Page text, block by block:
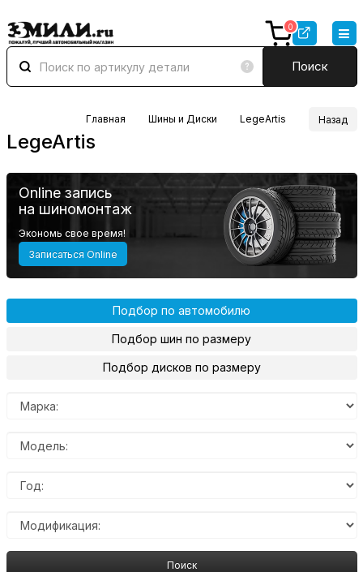
Поиск
0
LegeArtis
Главная Шины и Диски LegeArtis Назад
Online запись
на шиномонтаж
Экономь свое время!
Записаться Online
Подбор по автомобилю
Подбор шин по размеру
Подбор дисков по размеру
Поиск